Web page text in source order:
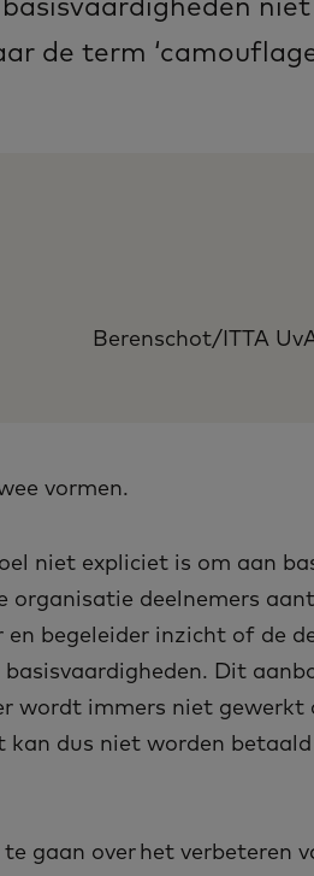
niet
de term
Berenschot/ITTA
vormen.
niet expliciet is om aan
organisatie deelnemers
en begeleider inzicht of de
Dit
wordt immers niet gewerkt
kan dus niet worden
gaan over het verbeteren